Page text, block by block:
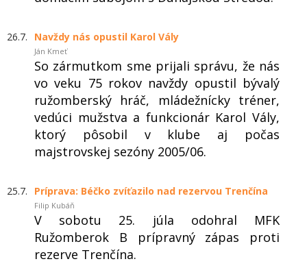
26.7. Navždy nás opustil Karol Vály
Ján Kmeť
So zármutkom sme prijali správu, že nás
vo veku 75 rokov navždy opustil bývalý
ružomberský hráč, mládežnícky tréner,
vedúci mužstva a funkcionár Karol Vály,
ktorý pôsobil v klube aj počas
majstrovskej sezóny 2005/06.
25.7. Príprava: Béčko zvíťazilo nad rezervou Trenčína
Filip Kubáň
V sobotu 25. júla odohral MFK
Ružomberok B prípravný zápas proti
rezerve Trenčína.